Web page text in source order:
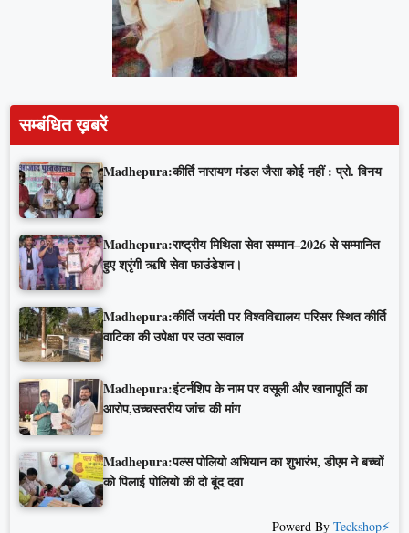
सम्बंधित ख़बरें
Madhepura:कीर्ति नारायण मंडल जैसा कोई नहीं : प्रो. विनय
Madhepura:राष्ट्रीय मिथिला सेवा सम्मान–2026 से सम्मानित
हुए श्रृंगी ऋषि सेवा फाउंडेशन।
Madhepura:कीर्ति जयंती पर विश्वविद्यालय परिसर स्थित कीर्ति
वाटिका की उपेक्षा पर उठा सवाल
Madhepura:इंटर्नशिप के नाम पर वसूली और खानापूर्ति का
आरोप,उच्चस्तरीय जांच की मांग
Madhepura:पल्स पोलियो अभियान का शुभारंभ, डीएम ने बच्चों
को पिलाई पोलियो की दो बूंद दवा
Powerd By Teckshop⚡